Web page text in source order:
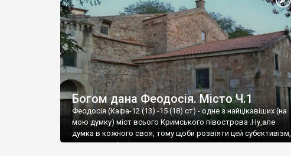
Богом дана Феодосія. Місто Ч.1
Феодосія (Кафа-12 (13) -15 (18) ст) - одне з найцікавіших (на
мою думку) міст всього Кримського півострова .Ну,але
думка в кожного своя, тому щоби розвіяти цей субєктивізм,
запрошую відвідати це